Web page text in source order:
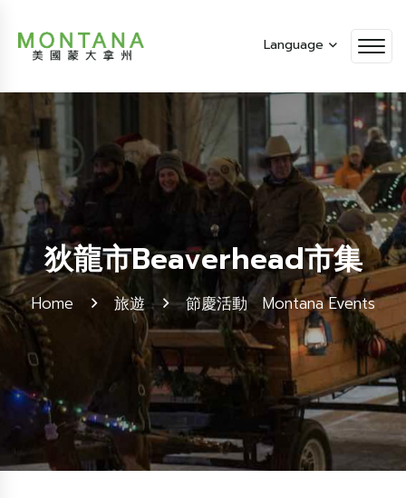
Language
狄龍市Beaverhead市集
Home 旅遊 節慶活動 Montana Events